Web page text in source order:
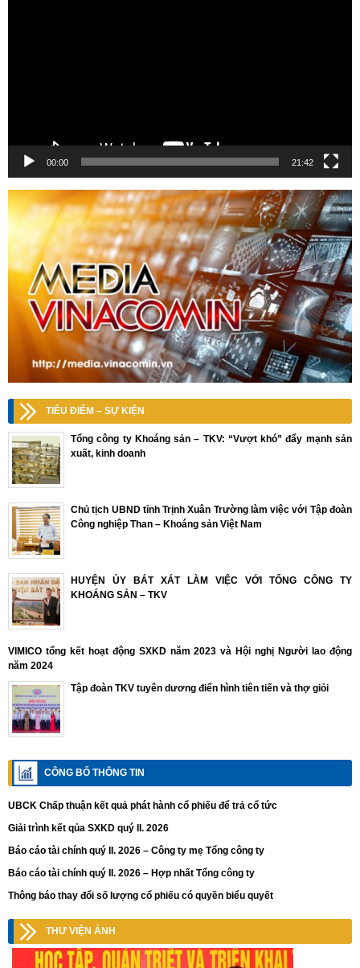
00:00 21:42
TIÊU ĐIỂM – SỰ KIỆN
Tổng công ty Khoáng sản – TKV: “Vượt khó” đẩy mạnh sản
xuất, kinh doanh
Chủ tịch UBND tỉnh Trịnh Xuân Trường làm việc với Tập đoàn
Công nghiệp Than – Khoáng sản Việt Nam
HUYỆN ỦY BÁT XÁT LÀM VIỆC VỚI TỔNG CÔNG TY
KHOÁNG SẢN – TKV
VIMICO tổng kết hoạt động SXKD năm 2023 và Hội nghị Người lao động
năm 2024
Tập đoàn TKV tuyên dương điển hình tiên tiến và thợ giỏi
CÔNG BỐ THÔNG TIN
UBCK Chấp thuận kết quả phát hành cổ phiếu để trả cổ tức
Giải trình kết qủa SXKD quý II. 2026
Báo cáo tài chính quý II. 2026 – Công ty mẹ Tổng công ty
Báo cáo tài chính quý II. 2026 – Hợp nhất Tổng công ty
Thông báo thay đổi số lượng cổ phiếu có quyền biểu quyết
THƯ VIỆN ẢNH